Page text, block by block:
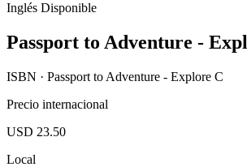
Inglés Disponible
Passport to Adventure -
ISBN · Passport to Adventure - Explore C
Precio internacional
USD 23.50
Local